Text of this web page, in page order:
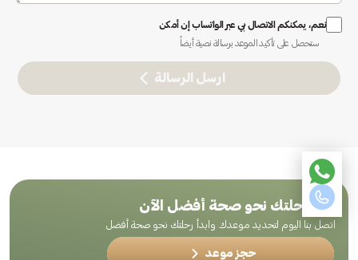
نعم، يمكنكم الاتصال بي عبر الواتساب إن أمكن
ستحصل على تأكيد الموعد برسالة نصية أيضاً
ارسل الرسالة
ابدأ رحلتك نحو صحة أفضل الآن
اتصل بنا اليوم لتحديد موعدك وابدأ رحلتك نحو صحة أفضل
حجز موعد